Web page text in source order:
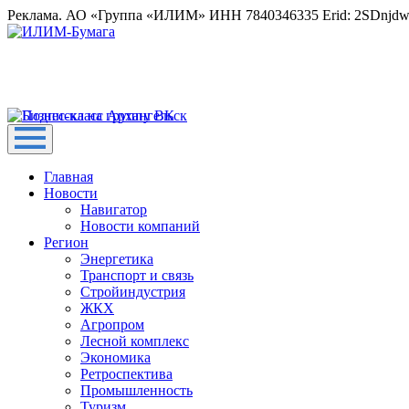
Реклама. АО «Группа «ИЛИМ» ИНН 7840346335 Erid:
Главная
Новости
Навигатор
Новости компаний
Регион
Энергетика
Транспорт и связь
Стройиндустрия
ЖКХ
Агропром
Лесной комплекс
Экономика
Ретроспектива
Промышленность